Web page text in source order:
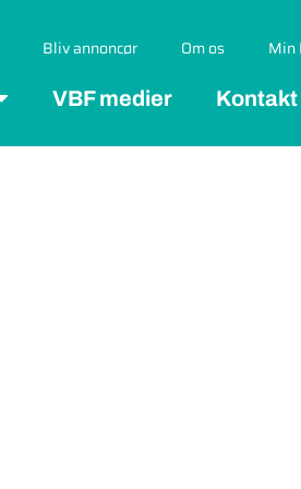
Bliv annoncør Om os Min
VBF medier Kontakt